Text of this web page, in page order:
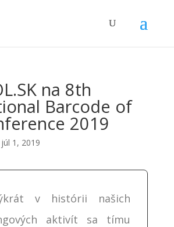
na 8th
Barcode of
2019
júl 1, 2019
v histórii našich
aktivít sa tímu